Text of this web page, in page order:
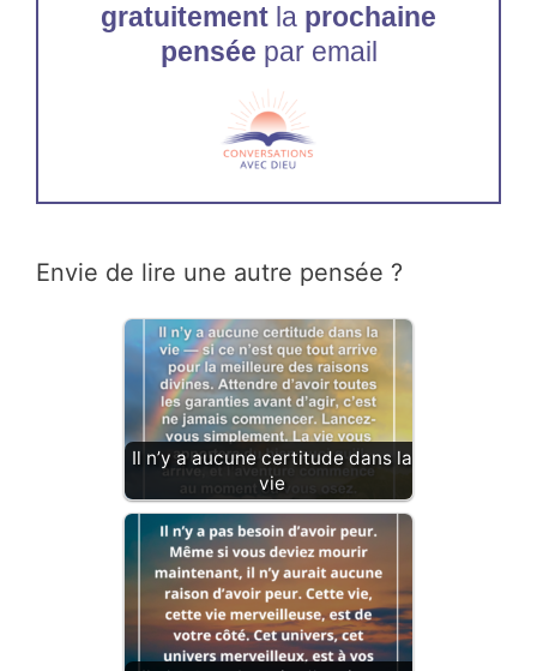
gratuitement la prochaine
pensée par email
Envie de lire une autre pensée ?
Il n’y a aucune certitude dans la
vie